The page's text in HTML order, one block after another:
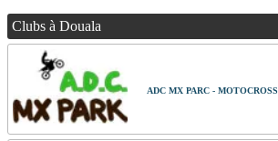
Clubs à Douala
ADC MX PARC - MOTOCROSS